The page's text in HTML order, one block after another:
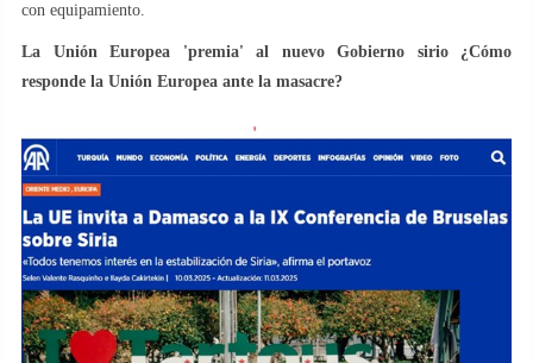
con equipamiento.
La Unión Europea 'premia' al nuevo Gobierno sirio ¿Cómo
responde la Unión Europea ante la masacre?